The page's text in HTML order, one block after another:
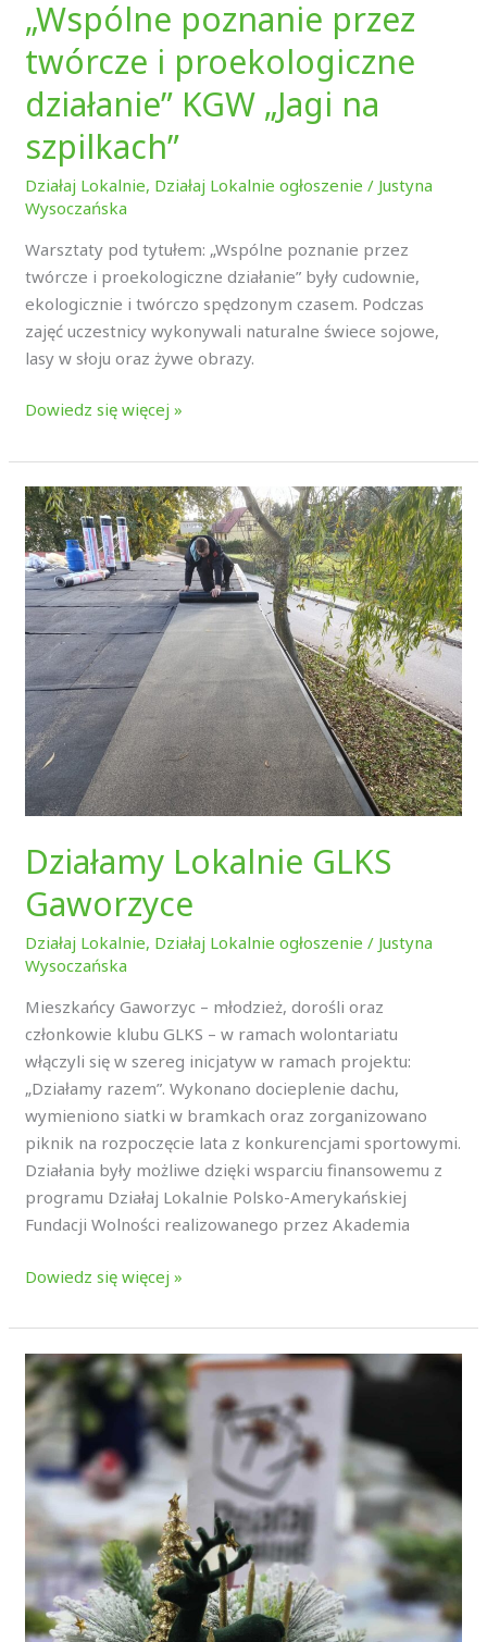
„Wspólne poznanie przez
twórcze i proekologiczne
działanie” KGW „Jagi na
szpilkach”
Działaj Lokalnie, Działaj Lokalnie ogłoszenie / Justyna
Wysoczańska
Warsztaty pod tytułem: „Wspólne poznanie przez
twórcze i proekologiczne działanie” były cudownie,
ekologicznie i twórczo spędzonym czasem. Podczas
zajęć uczestnicy wykonywali naturalne świece sojowe,
lasy w słoju oraz żywe obrazy.
Dowiedz się więcej »
Działamy Lokalnie GLKS
Gaworzyce
Działaj Lokalnie, Działaj Lokalnie ogłoszenie / Justyna
Wysoczańska
Mieszkańcy Gaworzyc – młodzież, dorośli oraz
członkowie klubu GLKS – w ramach wolontariatu
włączyli się w szereg inicjatyw w ramach projektu:
„Działamy razem”. Wykonano docieplenie dachu,
wymieniono siatki w bramkach oraz zorganizowano
piknik na rozpoczęcie lata z konkurencjami sportowymi.
Działania były możliwe dzięki wsparciu finansowemu z
programu Działaj Lokalnie Polsko-Amerykańskiej
Fundacji Wolności realizowanego przez Akademia
Działamy
Lokalnie
GLKS
Gaworzyce
Dowiedz się więcej »
Symfonia
Natury
–
warsztaty
bożonarodzeniowe
Kgw
Potoczek